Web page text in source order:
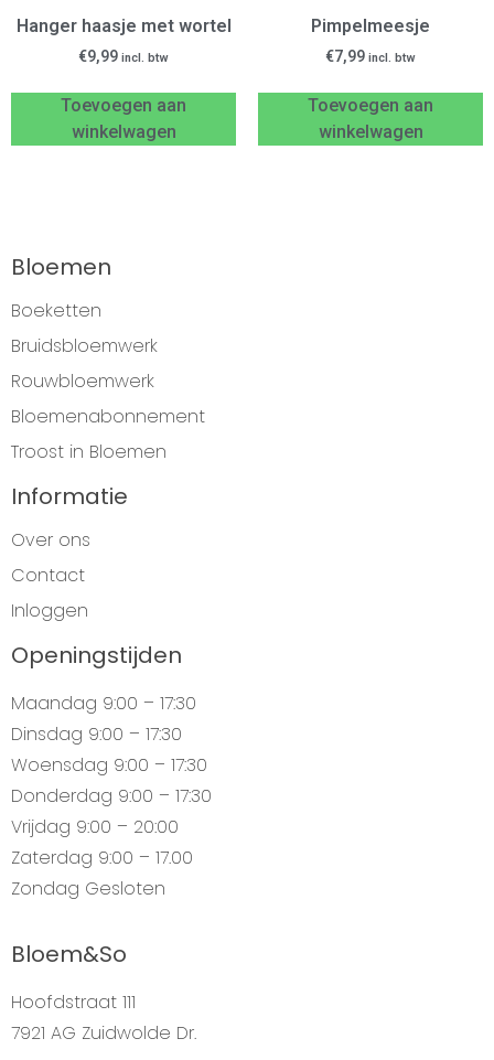
Hanger haasje met wortel
€9,99 incl. btw
Toevoegen aan
winkelwagen
Pimpelmeesje
€7,99 incl. btw
Toevoegen aan
winkelwagen
Bloemen
Boeketten
Bruidsbloemwerk
Rouwbloemwerk
Bloemenabonnement
Troost in Bloemen
Informatie
Over ons
Contact
Inloggen
Openingstijden
Maandag 9:00 – 17:30
Dinsdag 9:00 – 17:30
Woensdag 9:00 – 17:30
Donderdag 9:00 – 17:30
Vrijdag 9:00 – 20:00
Zaterdag 9:00 – 17.00
Zondag Gesloten
Bloem&So
Hoofdstraat 111
7921 AG Zuidwolde Dr.